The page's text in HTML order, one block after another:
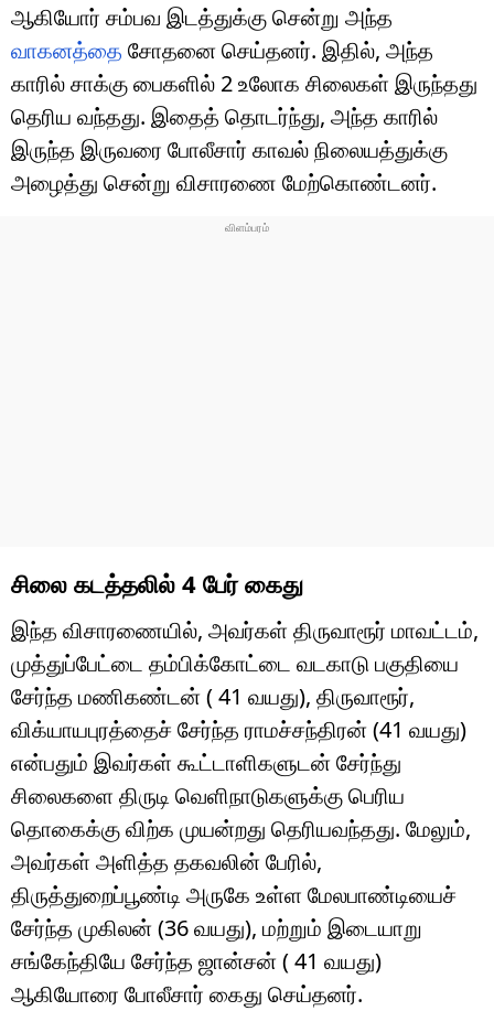
ஆகியோர் சம்பவ இடத்துக்கு சென்று அந்த
வாகனத்தை சோதனை செய்தனர். இதில், அந்த
காரில் சாக்கு பைகளில் 2 உலோக சிலைகள் இருந்தது
தெரிய வந்தது. இதைத் தொடர்ந்து, அந்த காரில்
இருந்த இருவரை போலீசார் காவல் நிலையத்துக்கு
அழைத்து சென்று விசாரணை மேற்கொண்டனர்.
சிலை கடத்தலில் 4 பேர் கைது
இந்த விசாரணையில், அவர்கள் திருவாரூர் மாவட்டம்,
முத்துப்பேட்டை தம்பிக்கோட்டை வடகாடு பகுதியை
சேர்ந்த மணிகண்டன் ( 41 வயது), திருவாரூர்,
விக்யாயபுரத்தைச் சேர்ந்த ராமச்சந்திரன் (41 வயது)
என்பதும் இவர்கள் கூட்டாளிகளுடன் சேர்ந்து
சிலைகளை திருடி வெளிநாடுகளுக்கு பெரிய
தொகைக்கு விற்க முயன்றது தெரியவந்தது. மேலும்,
அவர்கள் அளித்த தகவலின் பேரில்,
திருத்துறைப்பூண்டி அருகே உள்ள மேலபாண்டியைச்
சேர்ந்த முகிலன் (36 வயது), மற்றும் இடையாறு
சங்கேந்தியே சேர்ந்த ஜான்சன் ( 41 வயது)
ஆகியோரை போலீசார் கைது செய்தனர்.